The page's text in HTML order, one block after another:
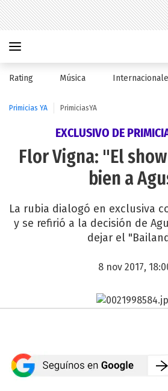
Rating Música
Primicias YA PrimiciasYA
EXCLUSIVO DE
Flor Vigna: "El
bien a
La rubia dialogó en exclusiva
y se refirió a la decisión de
dejar el
8 nov 2017,